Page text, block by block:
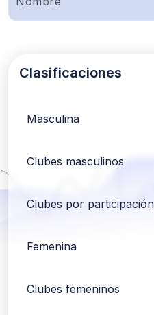
Clasificaciones
Masculina
Clubes masculinos
Clubes por participación
Femenina
Clubes femeninos